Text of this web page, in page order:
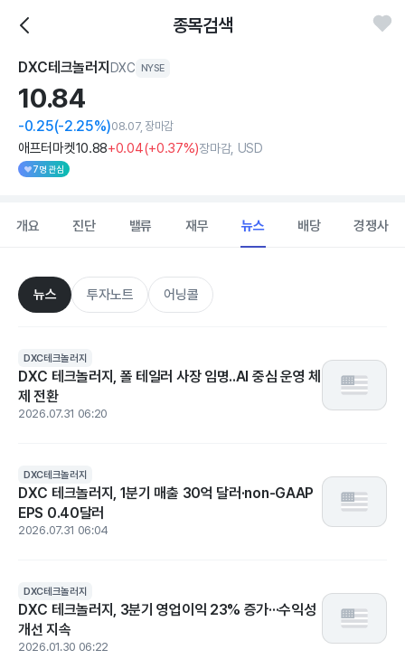
종목검색
DXC테크놀러지 DXC NYSE
10.84
-0.25(-2.25%)08.07, 장마감
애프터마켓10.88+0.04(+0.37%)장마감, USD
7명 관심
개요 진단 밸류 재무 뉴스 배당 경쟁사
뉴스 투자노트 어닝콜
DXC테크놀러지
DXC 테크놀러지, 폴 테일러 사장 임명..AI 중심 운영 체
제 전환
2026.07.31 06:20
DXC테크놀러지
DXC 테크놀러지, 1분기 매출 30억 달러·non-GAAP
EPS 0.40달러
2026.07.31 06:04
DXC테크놀러지
DXC 테크놀러지, 3분기 영업이익 23% 증가···수익성
개선 지속
2026.01.30 06:22